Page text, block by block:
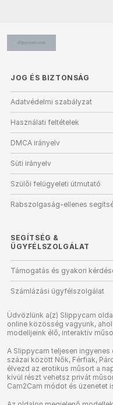
JOG ÉS BIZTONSÁG
Adatvédelmi szabályzat
Használati feltételek
DMCA irányelv
Süti irányelv
Szülői felügyeleti útmutató
Rabszolgaság-ellenes
SEGÍTSÉG &
ÜGYFÉLSZOLGÁLAT
Támogatás és gyakori
Számlázási ügyfélszolgálat
Üdvözlünk a(z) Slippycam
online közösség vagyunk,
modelljeink élő, interaktív
A Slippycam teljesen
százai között Nők, Férfiak,
élvezd az erotikus műsort a
kívül részt vehetsz privát
Cam2Cam módot és üzenetet